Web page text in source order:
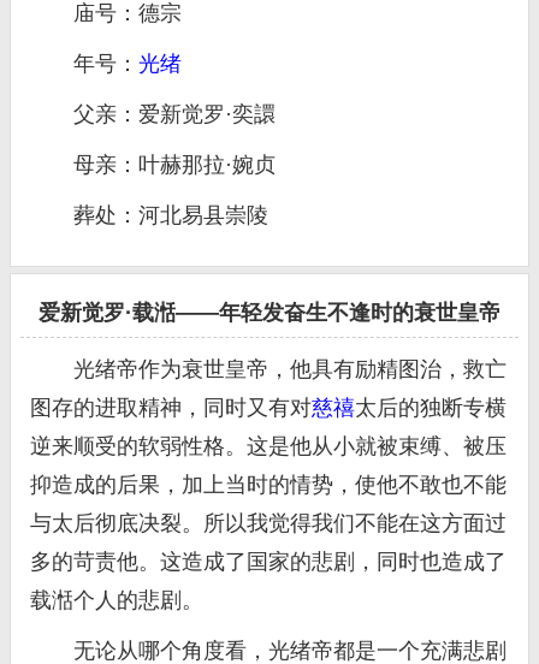
庙号：德宗
年号： 光绪
父亲：爱新觉罗·奕譞
母亲：叶赫那拉·婉贞
葬处：河北易县崇陵
爱新觉罗·载湉——年轻发奋生不逢时的衰世皇帝
光绪帝作为衰世皇帝，他具有励精图治，救亡
图存的进取精神，同时又有对慈禧太后的独断专横
逆来顺受的软弱性格。这是他从小就被束缚、被压
抑造成的后果，加上当时的情势，使他不敢也不能
与太后彻底决裂。所以我觉得我们不能在这方面过
多的苛责他。这造成了国家的悲剧，同时也造成了
载湉个人的悲剧。
无论从哪个角度看，光绪帝都是一个充满悲剧